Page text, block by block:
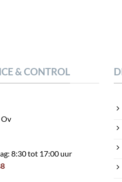
& CONTROL
8:30 tot 17:00 uur